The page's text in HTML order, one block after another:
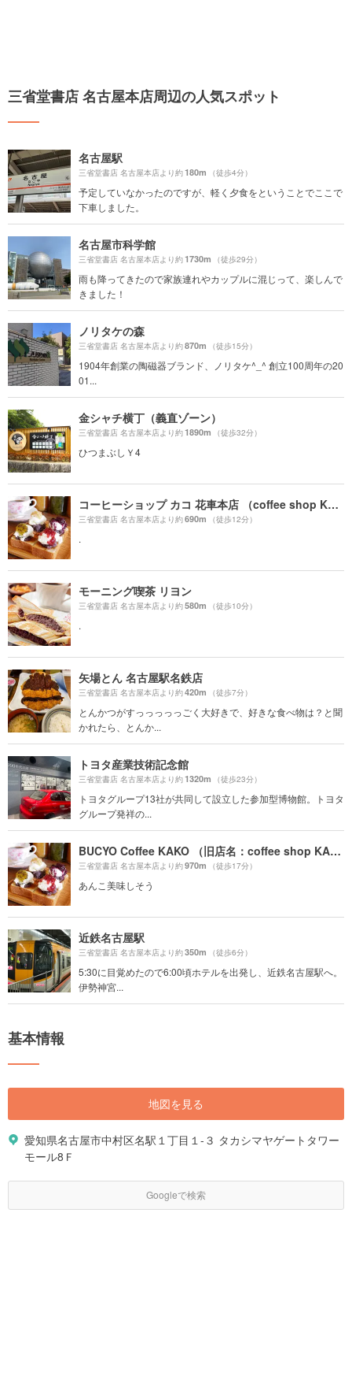
三省堂書店 名古屋本店周辺の人気スポット
名古屋駅
三省堂書店 名古屋本店より約180m （徒歩4分）
予定していなかったのですが、軽く夕食をということでここで
下車しました。
名古屋市科学館
三省堂書店 名古屋本店より約1730m （徒歩29分）
雨も降ってきたので家族連れやカップルに混じって、楽しんで
きました！
ノリタケの森
三省堂書店 名古屋本店より約870m （徒歩15分）
1904年創業の陶磁器ブランド、ノリタケ^_^ 創立100周年の20
01...
金シャチ横丁（義直ゾーン）
三省堂書店 名古屋本店より約1890m （徒歩32分）
ひつまぶしＹ4
コーヒーショップ カコ 花車本店 （coffee shop KAKO）
三省堂書店 名古屋本店より約690m （徒歩12分）
.
モーニング喫茶 リヨン
三省堂書店 名古屋本店より約580m （徒歩10分）
.
矢場とん 名古屋駅名鉄店
三省堂書店 名古屋本店より約420m （徒歩7分）
とんかつがすっっっっっごく大好きで、好きな食べ物は？と聞
かれたら、とんか...
トヨタ産業技術記念館
三省堂書店 名古屋本店より約1320m （徒歩23分）
トヨタグループ13社が共同して設立した参加型博物館。トヨタ
グループ発祥の...
BUCYO Coffee KAKO （旧店名：coffee shop KAKO）
三省堂書店 名古屋本店より約970m （徒歩17分）
あんこ美味しそう
近鉄名古屋駅
三省堂書店 名古屋本店より約350m （徒歩6分）
5:30に目覚めたので6:00頃ホテルを出発し、近鉄名古屋駅へ。
伊勢神宮...
基本情報
地図を見る
愛知県名古屋市中村区名駅１丁目１-３ タカシマヤゲートタワー
モール8Ｆ
Googleで検索